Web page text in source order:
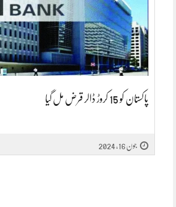
پاکستان کو 15 کروڑ ڈالر قرض مل گیا
جون 16, 2024